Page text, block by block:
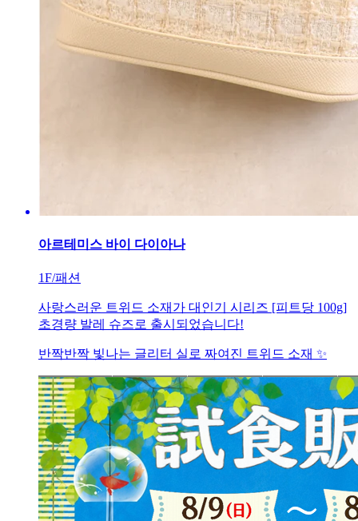
아르테미스 바이 다이아나
1F/패션
사랑스러운 트위드 소재가 대인기 시리즈 [피트당 100g]
초경량 발레 슈즈로 출시되었습니다!
반짝반짝 빛나는 글리터 실로 짜여진 트위드 소재 ✨